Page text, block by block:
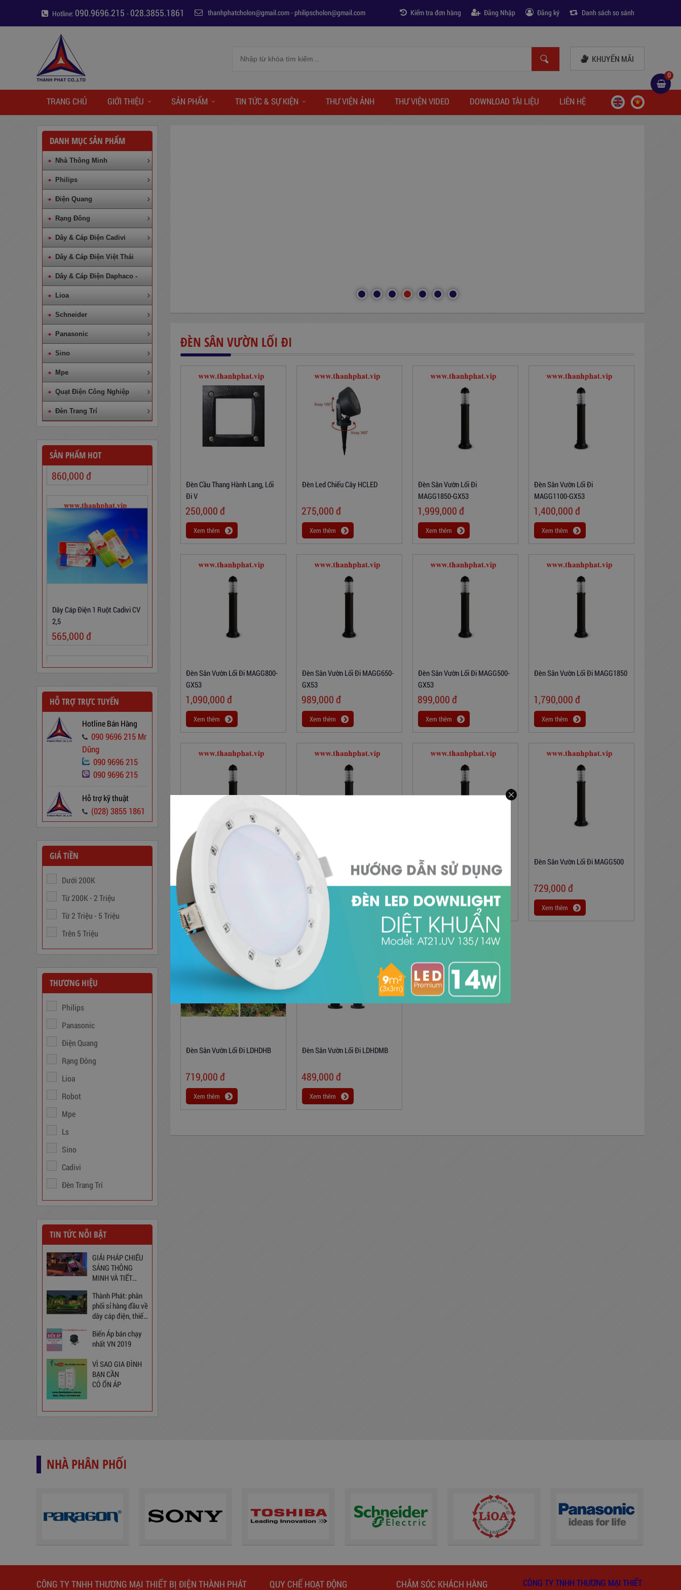
Hotline: 090.9696.215 - 028.3855.1861 thanhphatcholon@gmail.com-philipscholon@gmail.com Danh sách so sánh
Đăng ký
Đăng Nhập
Kiểm tra đơn hàng
KHUYẾN MÃI
0
TRANG CHỦ GIỚI THIỆU SẢN PHẨM TIN TỨC & SỰ KIỆN THƯ VIỆN ẢNH THƯ VIỆN VIDEO DOWNLOAD TÀI LIỆU LIÊN HỆ
ĐÈN SÂN VƯỜN LỐI ĐI
Đèn Cầu Thang Hành Lang, Lối
Đi V
250,000 đ
Xem thêm
Đèn Led Chiếu Cây HCLED
275,000 đ
Xem thêm
Đèn Sân Vườn Lối Đi
MAGG1850-GX53
1,999,000 đ
Xem thêm
Đèn Sân Vườn Lối Đi
MAGG1100-GX53
1,400,000 đ
Xem thêm
Đèn Sân Vườn Lối Đi MAGG800-
GX53
1,090,000 đ
Xem thêm
Đèn Sân Vườn Lối Đi MAGG650-
GX53
989,000 đ
Xem thêm
Đèn Sân Vườn Lối Đi MAGG500-
GX53
899,000 đ
Xem thêm
Đèn Sân Vườn Lối Đi MAGG1850
1,790,000 đ
Xem thêm
Đèn Sân Vườn Lối Đi MAGG1100
1,290,000
Xem thêm
Đèn Sân Vườn Lối Đi MAGG800
910,000đ
Xem thêm
Đèn Sân Vườn Lối Đi MAGG650
819,000đ
Xem thêm
Đèn Sân Vườn Lối Đi MAGG500
729,000 đ
Xem thêm
Đèn Sân Vườn Lối Đi LDHDHB
719,000 đ
Xem thêm
Đèn Sân Vườn Lối Đi LDHDMB
489,000 đ
Xem thêm
DANH MỤC SẢN PHẨM
Nhà Thông Minh
Philips
Điện Quang
Rạng Đông
Dây & Cáp Điện Cadivi
Dây & Cáp Điện Việt Thái
Dây & Cáp Điện Daphaco -
Lion
Lioa
Schneider
Panasonic
Sino
Mpe
Quạt Điện Công Nghiệp
Đèn Trang Trí
SẢN PHẨM HOT
Dây Cáp Điện 1 Ruột Cadivi CV
4,0
860,000đ
565,000đ
Dây Cáp Điện 1 Ruột Cadivi CV
346,000đ
Ổn Áp 1 Pha SH 5000 II NEW
2020
3,380,000đ
Biến Áp Đổi Nguồn DN020
775,000
Trạm Sạc Điện Thoại
310,000đ
Ổ Cắm Phổ Thông 6S5
130,000đ
HỖ TRỢ TRỰC TUYẾN
Hotline Bán Hàng
090 9696 215 Mr
Dũng
090 9696 215
090 9696 215
Hỗ trợ kỹ thuật
(028) 3855 1861
GIÁ TIỀN
Dưới 200K
Từ 200K - 2 Triệu
Từ 2 Triệu - 5 Triệu
Trên 5 Triệu
THƯƠNG HIỆU
Philips
Panasonic
Điện Quang
Rạng Đông
Lioa
Robot
Mpe
Ls
Sino
Cadivi
Đèn Trang Trí
TIN TỨC NỖI BẬT
GIẢI PHÁP CHIẾU
SÁNG THÔNG
MINH VÀ TIẾT
NHÀ BẠN
Thành Phát: phân
phối sỉ hàng đầu về
dây cáp điện, thiết
sáng tại Việt Nam
Biến Áp bán chạy
nhất VN 2019
VÌ SAO GIA ĐÌNH
BẠN CẦN
CÓ ỔN ÁP
NHÀ PHÂN PHỐI
CÔNG TY TNHH THƯƠNG MẠI THIẾT BỊ ĐIỆN THÀNH PHÁT QUY CHẾ HOẠT ĐỘNG CHẮM SÓC KHÁCH HÀNG CÔNG TY TNHH THƯƠNG MẠI THIẾT